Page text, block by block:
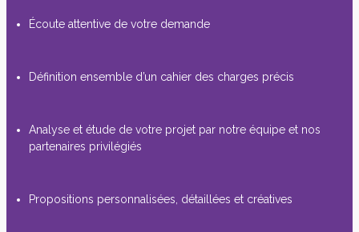
Écoute attentive de votre demande
Définition ensemble d’un cahier des charges précis
Analyse et étude de votre projet par notre équipe et nos
partenaires privilégiés
Propositions personnalisées, détaillées et créatives